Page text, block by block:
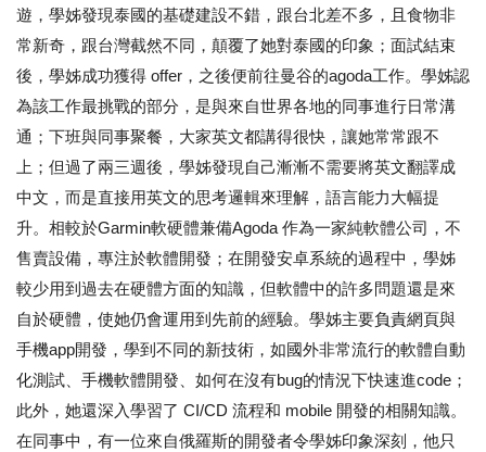
遊，學姊發現泰國的基礎建設不錯，跟台北差不多，且食物非
常新奇，跟台灣截然不同，顛覆了她對泰國的印象；面試結束
後，學姊成功獲得 offer，之後便前往曼谷的agoda工作。學姊認
為該工作最挑戰的部分，是與來自世界各地的同事進行日常溝
通；下班與同事聚餐，大家英文都講得很快，讓她常常跟不
上；但過了兩三週後，學姊發現自己漸漸不需要將英文翻譯成
中文，而是直接用英文的思考邏輯來理解，語言能力大幅提
升。相較於Garmin軟硬體兼備Agoda 作為一家純軟體公司，不
售賣設備，專注於軟體開發；在開發安卓系統的過程中，學姊
較少用到過去在硬體方面的知識，但軟體中的許多問題還是來
自於硬體，使她仍會運用到先前的經驗。學姊主要負責網頁與
手機app開發，學到不同的新技術，如國外非常流行的軟體自動
化測試、手機軟體開發、如何在沒有bug的情況下快速進code；
此外，她還深入學習了 CI/CD 流程和 mobile 開發的相關知識。
在同事中，有一位來自俄羅斯的開發者令學姊印象深刻，他只